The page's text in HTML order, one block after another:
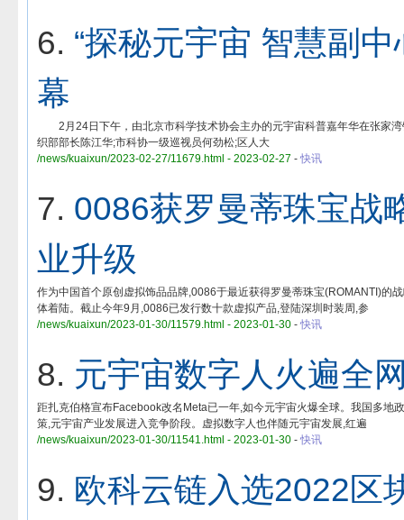
6. “探秘元宇宙 智慧副
幕
2月24日下午，由北京市科学技术协会主办的元宇宙科普嘉年华在张家湾
织部部长陈江华;市科协一级巡视员何劲松;区人大
/news/kuaixun/2023-02-27/11679.html - 2023-02-27 - 快讯
7. 0086获罗曼蒂珠宝战
业升级
作为中国首个原创虚拟饰品品牌,0086于最近获得罗曼蒂珠宝(ROMANTI)的
体着陆。截止今年9月,0086已发行数十款虚拟产品,登陆深圳时装周,参
/news/kuaixun/2023-01-30/11579.html - 2023-01-30 - 快讯
8. 元宇宙数字人火遍全
距扎克伯格宣布Facebook改名Meta已一年,如今元宇宙火爆全球。我国多地
策,元宇宙产业发展进入竞争阶段。虚拟数字人也伴随元宇宙发展,红遍
/news/kuaixun/2023-01-30/11541.html - 2023-01-30 - 快讯
9. 欧科云链入选2022区